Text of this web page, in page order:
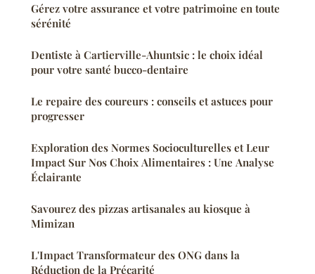
Gérez votre assurance et votre patrimoine en toute
sérénité
Dentiste à Cartierville-Ahuntsic : le choix idéal
pour votre santé bucco-dentaire
Le repaire des coureurs : conseils et astuces pour
progresser
Exploration des Normes Socioculturelles et Leur
Impact Sur Nos Choix Alimentaires : Une Analyse
Éclairante
Savourez des pizzas artisanales au kiosque à
Mimizan
L'Impact Transformateur des ONG dans la
Réduction de la Précarité